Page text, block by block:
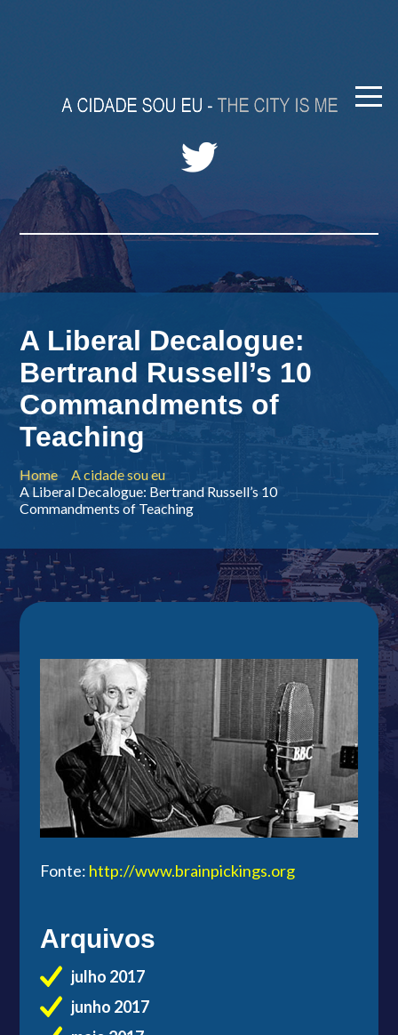
A Liberal Decalogue:
Bertrand Russell’s 10
Commandments of
Teaching
Home
A cidade sou eu
A Liberal Decalogue: Bertrand Russell’s 10
Commandments of Teaching
Fonte: http://www.brainpickings.org
Arquivos
julho 2017
junho 2017